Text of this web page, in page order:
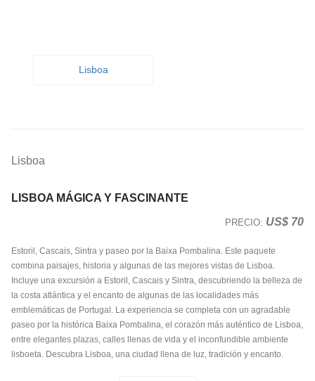
Lisboa
Lisboa
LISBOA MÁGICA Y FASCINANTE
PRECIO: US$ 70
Estoril, Cascais, Sintra y paseo por la Baixa Pombalina. Este paquete
combina paisajes, historia y algunas de las mejores vistas de Lisboa.
Incluye una excursión a Estoril, Cascais y Sintra, descubriendo la belleza de
la costa atlántica y el encanto de algunas de las localidades más
emblemáticas de Portugal. La experiencia se completa con un agradable
paseo por la histórica Baixa Pombalina, el corazón más auténtico de Lisboa,
entre elegantes plazas, calles llenas de vida y el inconfundible ambiente
lisboeta. Descubra Lisboa, una ciudad llena de luz, tradición y encanto.